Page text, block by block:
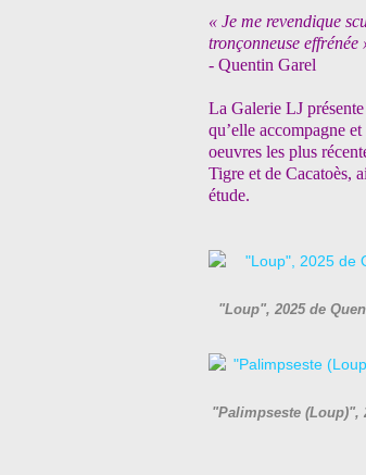
« Je me revendique
tronçonneuse effrénée
- Quentin Garel
La Galerie LJ
qu’elle accompagne
oeuvres les plus
Tigre et de Cacatoès,
étude.
"Loup", 2025 de
"Palimpseste (Loup)",